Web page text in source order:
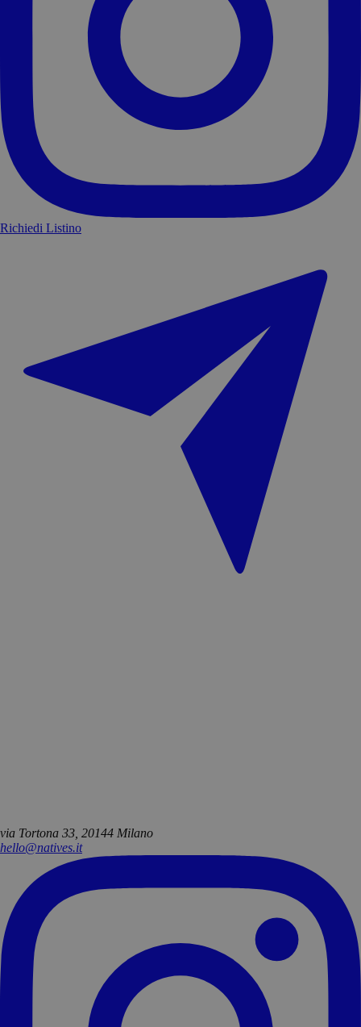
Richiedi Listino
via Tortona 33, 20144 Milano
hello@natives.it